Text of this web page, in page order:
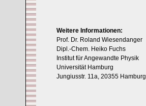
Weitere Informationen:
Prof. Dr. Roland Wiesendanger
Dipl.-Chem. Heiko Fuchs
Institut für Angewandte Physik
Universität Hamburg
Jungiusstr. 11a, 20355 Hamburg